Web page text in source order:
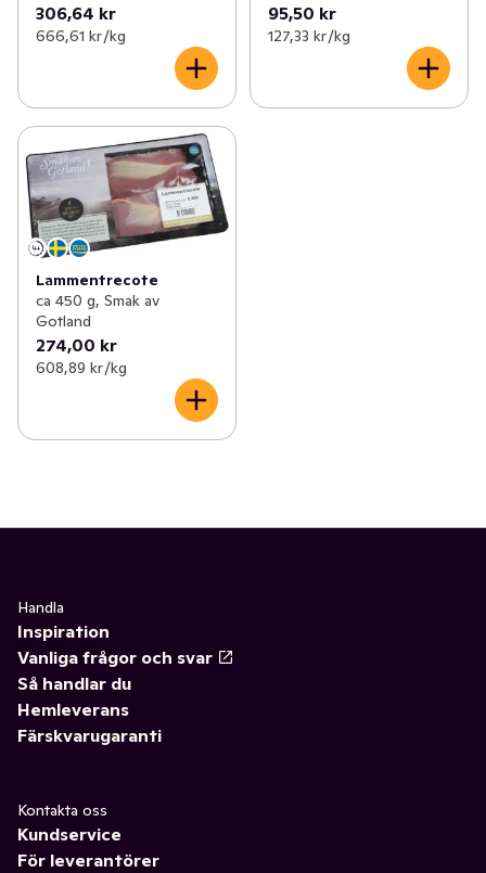
306,64 kr
666,61 kr /kg
95,50 kr
127,33 kr /kg
Lammentrecote
ca 450 g, Smak av
Gotland
274,00 kr
608,89 kr /kg
Handla
Inspiration
Vanliga frågor och svar
Så handlar du
Hemleverans
Färskvarugaranti
Kontakta oss
Kundservice
För leverantörer